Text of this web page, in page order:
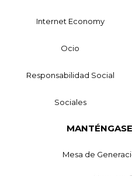
Internet Economy
Ocio
Responsabilidad Social
Sociales
Mesa de